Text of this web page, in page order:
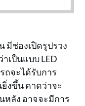
มีช่องเปิดรูปรวง
เป็นแบบ LED
ถจะได้รับการ
งขึ้น คาดว่าจะ
ลัง อาจจะมีการ